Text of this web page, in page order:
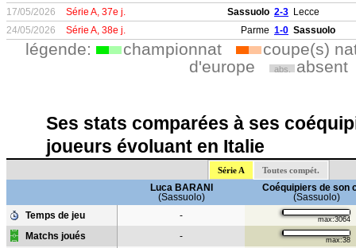
17/05/2026
Série A, 37e j. Sassuolo 2-3 Lecce
24/05/2026
Série A, 38e j. Parme 1-0 Sassuolo
légende: championnat
coupe(s)
d'europe
abs. absent
Ses stats comparées à ses
joueurs évoluant en Italie
Série A Toutes compét.
Luca BARANI
(Sassuolo)
Coéquipiers de son
(Sassuolo)
Temps de jeu
- max:3064
Matchs joués - max:38